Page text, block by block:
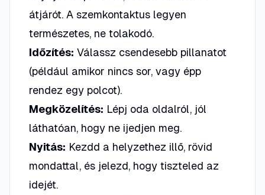
átjárót. A szemkontaktus legyen
természetes, ne tolakodó.
Időzítés: Válassz csendesebb pillanatot
(például amikor nincs sor, vagy épp
rendez egy polcot).
Megközelítés: Lépj oda oldalról, jól
láthatóan, hogy ne ijedjen meg.
Nyitás: Kezdd a helyzethez illő, rövid
mondattal, és jelezd, hogy tiszteled az
idejét.